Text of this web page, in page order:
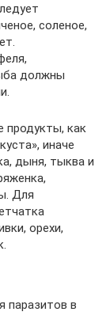
соленое,
должны
продукты, как
иначе
дыня, тыква и
Для
орехи,
паразитов в